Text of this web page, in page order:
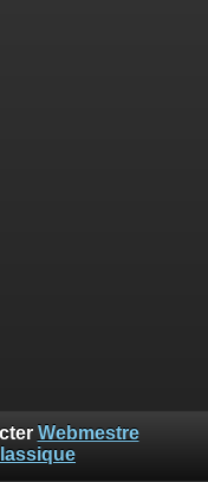
Webmestre